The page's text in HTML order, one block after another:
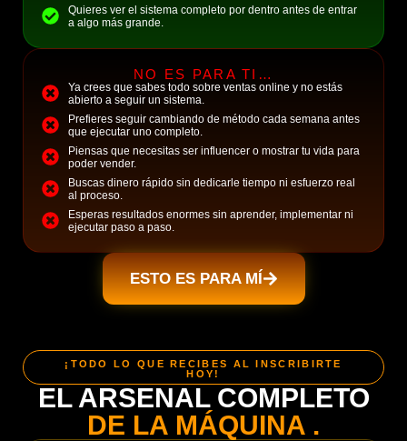
Quieres ver el sistema completo por dentro antes de entrar
a algo más grande.
NO ES PARA TI…
Ya crees que sabes todo sobre ventas online y no estás
abierto a seguir un sistema.
Prefieres seguir cambiando de método cada semana antes
que ejecutar uno completo.
Piensas que necesitas ser influencer o mostrar tu vida para
poder vender.
Buscas dinero rápido sin dedicarle tiempo ni esfuerzo real
al proceso.
Esperas resultados enormes sin aprender, implementar ni
ejecutar paso a paso.
ESTO ES PARA MÍ
¡TODO LO QUE RECIBES AL INSCRIBIRTE
HOY!
EL ARSENAL COMPLETO
DE LA MÁQUINA .